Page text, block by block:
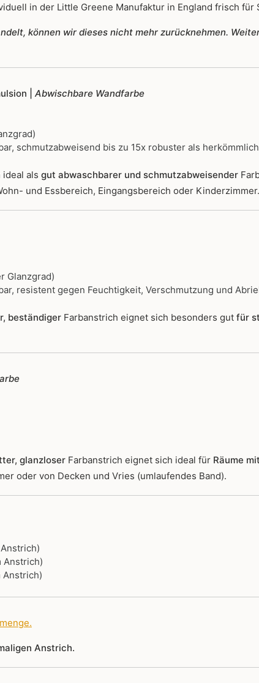
in der Little Greene Manufaktur in England frisch für
können wir dieses nicht mehr zurücknehmen.
| Abwischbare Wandfarbe
schmutzabweisend bis zu 15x robuster als
als gut abwaschbarer und schmutzabweisender
und Essbereich, Eingangsbereich oder Kinderzimmer.
Glanzgrad)
resistent gegen Feuchtigkeit, Verschmutzung und
beständiger Farbanstrich eignet sich besonders gut für
glanzloser Farbanstrich eignet sich ideal für Räume
oder von Decken und Vries (umlaufendes Band).
Anstrich)
Anstrich)
.
Anstrich.